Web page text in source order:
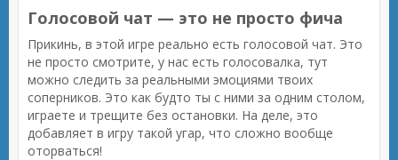
Голосовой чат — это не просто фича
Прикинь, в этой игре реально есть голосовой чат. Это
не просто смотрите, у нас есть голосовалка, тут
можно следить за реальными эмоциями твоих
соперников. Это как будто ты с ними за одним столом,
играете и трещите без остановки. На деле, это
добавляет в игру такой угар, что сложно вообще
оторваться!